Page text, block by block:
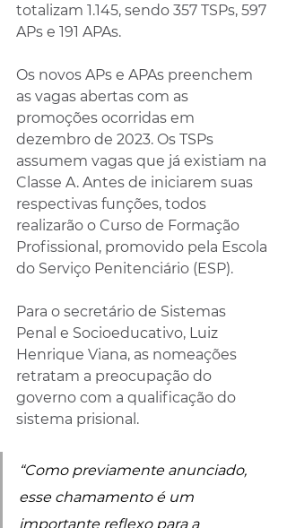
totalizam 1.145, sendo 357 TSPs, 597
APs e 191 APAs.
Os novos APs e APAs preenchem
as vagas abertas com as
promoções ocorridas em
dezembro de 2023. Os TSPs
assumem vagas que já existiam na
Classe A. Antes de iniciarem suas
respectivas funções, todos
realizarão o Curso de Formação
Profissional, promovido pela Escola
do Serviço Penitenciário (ESP).
Para o secretário de Sistemas
Penal e Socioeducativo, Luiz
Henrique Viana, as nomeações
retratam a preocupação do
governo com a qualificação do
sistema prisional.
“Como previamente anunciado,
esse chamamento é um
importante reflexo para a